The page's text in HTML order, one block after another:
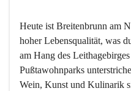
Heute ist Breitenbrunn am
hoher Lebensqualität, was
am Hang des
Pußtawohnparks
Wein, Kunst und Kulinarik